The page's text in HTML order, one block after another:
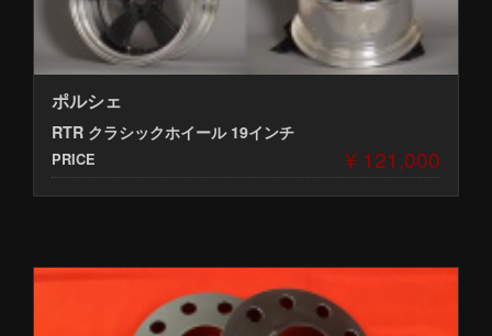
ポルシェ
RTR クラシックホイール 19インチ
PRICE ¥ 121,000